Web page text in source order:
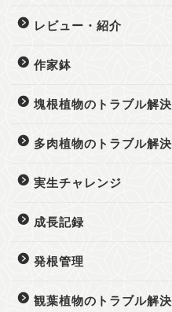
レビュー・紹介
作家鉢
塊根植物のトラブル解決
多肉植物のトラブル解決
実生チャレンジ
成長記録
発根管理
観葉植物のトラブル解決